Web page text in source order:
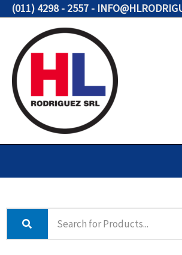
contenido
(011) 4298 - 2557 -